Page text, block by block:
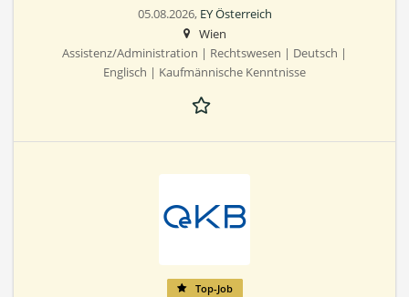
05.08.2026, EY Österreich
Wien
Assistenz/Administration | Rechtswesen | Deutsch |
Englisch | Kaufmännische Kenntnisse
Top-Job